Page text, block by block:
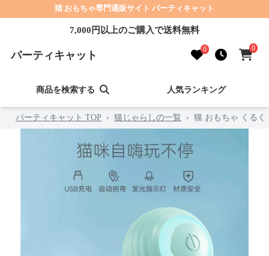
猫 おもちゃ専門通販サイト パーティキャット
7,000円以上のご購入で送料無料
パーティキャット 0 0
商品を検索する 人気ランキング
パーティキャット TOP › 猫じゃらしの一覧 › 猫 おもちゃ くるく